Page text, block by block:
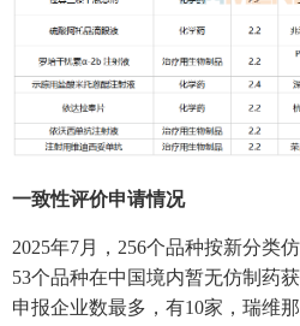
一致性评价申请情况
2025年7月，256个品种按新分类
53个品种在中国境内暂无仿制药
申报企业数最多，有10家，瑞维